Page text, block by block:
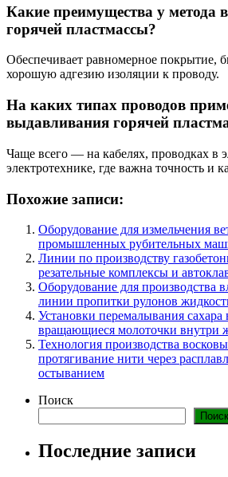
Какие преимущества у метода
горячей пластмассы?
Обеспечивает равномерное покрытие,
хорошую адгезию изоляции к проводу.
На каких типах проводов
выдавливания горячей
Чаще всего — на кабелях, проводках в
электротехнике, где важна точность и
Похожие записи:
Оборудование для измельчения
промышленных рубительных
Линии по производству
резательные комплексы и
Оборудование для производства
линии пропитки рулонов
Установки перемалывания
вращающиеся молоточки внутри
Технология производства
протягивание нити через
остыванием
Поиск
Поиск
Последние записи